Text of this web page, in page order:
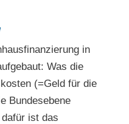
in
Was die
(=Geld für die
Bundesebene
ist das